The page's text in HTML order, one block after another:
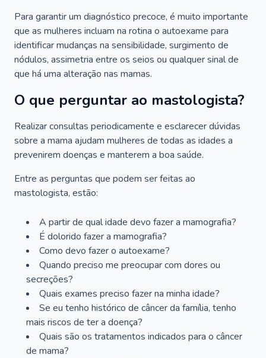
Para garantir um diagnóstico precoce, é muito importante
que as mulheres incluam na rotina o autoexame para
identificar mudanças na sensibilidade, surgimento de
nódulos, assimetria entre os seios ou qualquer sinal de
que há uma alteração nas mamas.
O que perguntar ao mastologista?
Realizar consultas periodicamente e esclarecer dúvidas
sobre a mama ajudam mulheres de todas as idades a
prevenirem doenças e manterem a boa saúde.
Entre as perguntas que podem ser feitas ao
mastologista, estão:
A partir de qual idade devo fazer a mamografia?
É dolorido fazer a mamografia?
Como devo fazer o autoexame?
Quando preciso me preocupar com dores ou
secreções?
Quais exames preciso fazer na minha idade?
Se eu tenho histórico de câncer da família, tenho
mais riscos de ter a doença?
Quais são os tratamentos indicados para o câncer
de mama?